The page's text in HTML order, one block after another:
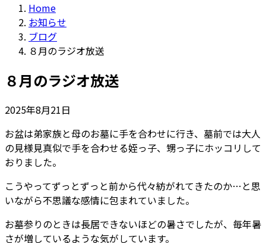
Home
お知らせ
ブログ
８月のラジオ放送
８月のラジオ放送
2025年8月21日
お盆は弟家族と母のお墓に手を合わせに行き、墓前では大人
の見様見真似で手を合わせる姪っ子、甥っ子にホッコリして
おりました。
こうやってずっとずっと前から代々紡がれてきたのか…と思
いながら不思議な感情に包まれていました。
お墓参りのときは長居できないほどの暑さでしたが、毎年暑
さが増しているような気がしています。